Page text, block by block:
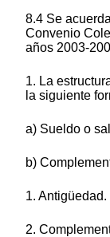
8.4 Se
Convenio
años 2003-
1. La
la siguiente
a) Sueldo o
b)
1. Antigüedad.
2.